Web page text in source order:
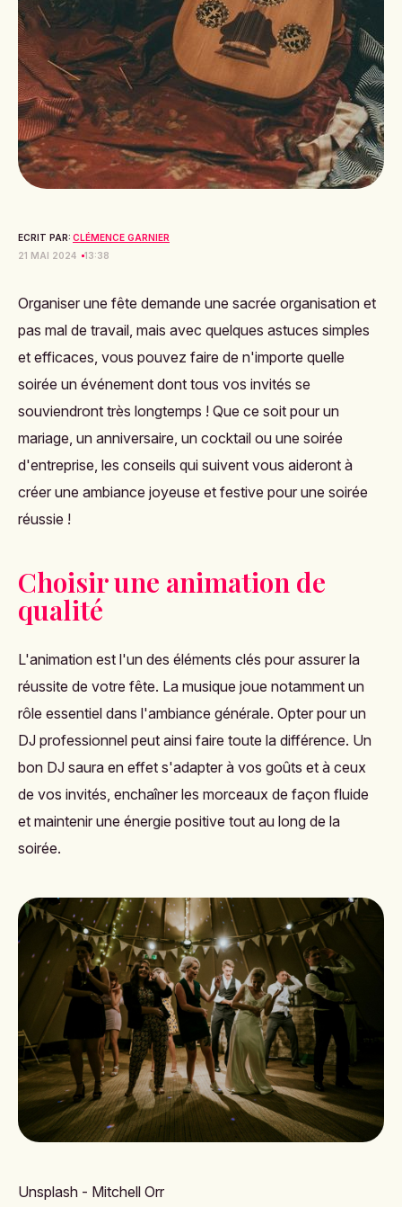
ECRIT PAR: CLÉMENCE GARNIER
21 MAI 2024
13:38
Organiser une fête demande une sacrée organisation et
pas mal de travail, mais avec quelques astuces simples
et efficaces, vous pouvez faire de n'importe quelle
soirée un événement dont tous vos invités se
souviendront très longtemps ! Que ce soit pour un
mariage, un anniversaire, un cocktail ou une soirée
d'entreprise, les conseils qui suivent vous aideront à
créer une ambiance joyeuse et festive pour une soirée
réussie !
Choisir une animation de
qualité
L'animation est l'un des éléments clés pour assurer la
réussite de votre fête. La musique joue notamment un
rôle essentiel dans l'ambiance générale. Opter pour un
DJ professionnel peut ainsi faire toute la différence. Un
bon DJ saura en effet s'adapter à vos goûts et à ceux
de vos invités, enchaîner les morceaux de façon fluide
et maintenir une énergie positive tout au long de la
soirée.
Unsplash - Mitchell Orr